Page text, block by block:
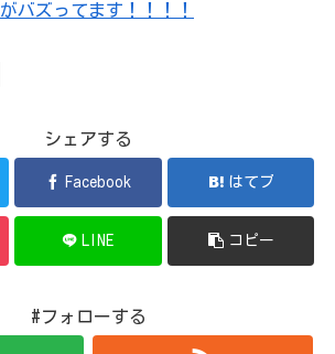
バズってます！！！！
シェアする
Facebook はてブ
LINE コピー
#フォローする